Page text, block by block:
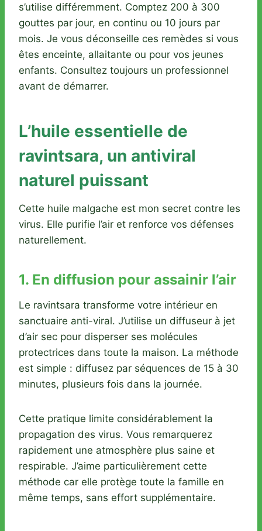
s’utilise différemment. Comptez 200 à 300
gouttes par jour, en continu ou 10 jours par
mois. Je vous déconseille ces remèdes si vous
êtes enceinte, allaitante ou pour vos jeunes
enfants. Consultez toujours un professionnel
avant de démarrer.
L’huile essentielle de
ravintsara, un antiviral
naturel puissant
Cette huile malgache est mon secret contre les
virus. Elle purifie l’air et renforce vos défenses
naturellement.
1. En diffusion pour assainir l’air
Le ravintsara transforme votre intérieur en
sanctuaire anti-viral. J’utilise un diffuseur à jet
d’air sec pour disperser ses molécules
protectrices dans toute la maison. La méthode
est simple : diffusez par séquences de 15 à 30
minutes, plusieurs fois dans la journée.
Cette pratique limite considérablement la
propagation des virus. Vous remarquerez
rapidement une atmosphère plus saine et
respirable. J’aime particulièrement cette
méthode car elle protège toute la famille en
même temps, sans effort supplémentaire.